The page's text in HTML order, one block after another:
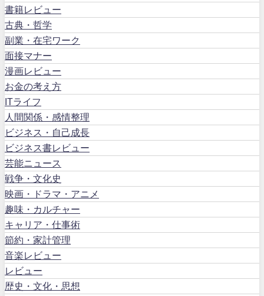
書籍レビュー
古典・哲学
副業・在宅ワーク
面接マナー
漫画レビュー
お金の考え方
ITライフ
人間関係・感情整理
ビジネス・自己成長
ビジネス書レビュー
芸能ニュース
戦争・文化史
映画・ドラマ・アニメ
趣味・カルチャー
キャリア・仕事術
節約・家計管理
音楽レビュー
レビュー
歴史・文化・思想